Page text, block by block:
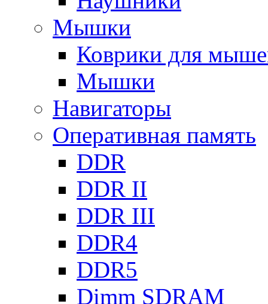
Мышки
Коврики для
Мышки
Навигаторы
Оперативная память
DDR
DDR II
DDR III
DDR4
DDR5
Dimm SDRAM